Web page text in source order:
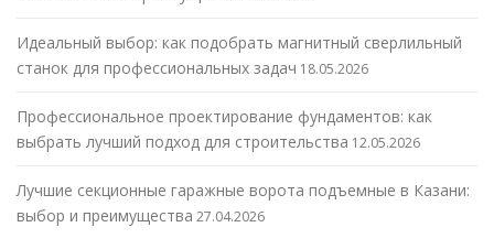
Идеальный выбор: как подобрать магнитный сверлильный
станок для профессиональных задач 18.05.2026
Профессиональное проектирование фундаментов: как
выбрать лучший подход для строительства 12.05.2026
Лучшие секционные гаражные ворота подъемные в Казани:
выбор и преимущества 27.04.2026